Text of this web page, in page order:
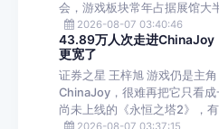
会，游戏板块常年占据展馆大
2026-08-07 03:40:46
43.89万人次走进ChinaJoy
更宽了
证券之星 王梓旭 游戏仍是主
ChinaJoy，很难再把它只看
尚未上线的《永恒之塔2》，
2026-08-07 03:37:15